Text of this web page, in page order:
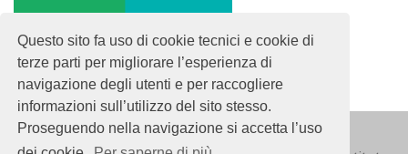
Questo sito fa uso di cookie tecnici e cookie di
terze parti per migliorare l’esperienza di
navigazione degli utenti e per raccogliere
informazioni sull’utilizzo del sito stesso.
Proseguendo nella navigazione si accetta l’uso